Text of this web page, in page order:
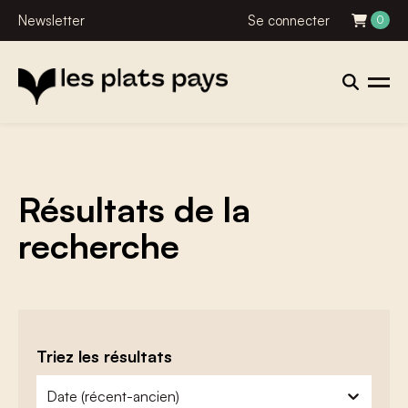
Newsletter Se connecter 0
Résultats de la
recherche
Triez les résultats
zoeken - sorteer
trier le contenu